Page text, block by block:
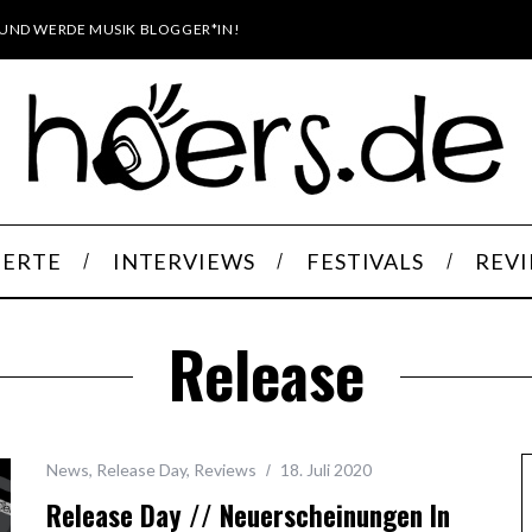
WERDE MUSIK BLOGGER*IN!
INTERVIEWS FESTIVALS
Release
News, Release Day, Reviews 18. Juli 2020
Release Day // Neuerscheinungen In